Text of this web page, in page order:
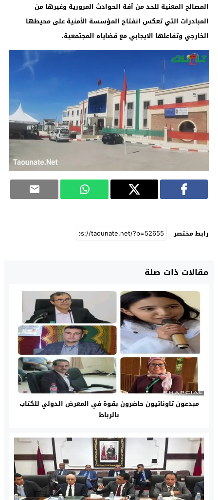
المصالح المعنية للحد من آفة الحوادث المرورية وغيرها من
المبادرات التي تعكس انفتاح المؤسسة الأمنية على محيطها
الخارجي وتفاعلها الايجابي مع قضاياه المجتمعية.
رابط مختصر
مقالات ذات صلة
مبدعون تاوناتيون حاضرون بقوة في المعرض الدولي للكتاب
بالرباط